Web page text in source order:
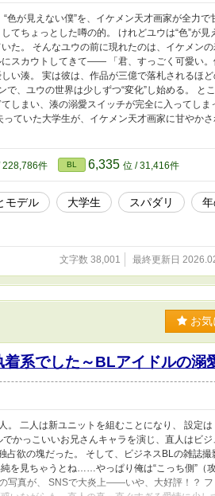
色が見えない僕”を、イケメン天才画家が全力
てちょっとした噂の的。 けれどユウは“色”が
た。 そんなユウの前に現れたのは、イケメン
スカウトしてきて―― 「君、すっごく可愛い。
い湊。 実は彼は、作品が三億で落札されるほ
で、ユウの世界は少しずつ“変化”し始める。 と
しまい、湊の溺愛スイッチが完全に入ってし
ていた大学生が、イケメン天才画家に甘やか
228,786件 BL 6,335 位 / 31,416件
モデル 大学生 スパダリ
文字数 38,001 最終更新日
お
着系でした～BLアイドルの溺
。 二人は新ユニットを組むことになり、 設定
かっこいいお兄さんキャラを演じ、直人はビ
占欲の塊だった。 そして、ビジネスBLの雑誌
を見ちゃうとね……やっぱり俺は“こっち側”（
写真が、 SNSで大炎上――いや、大好評！？